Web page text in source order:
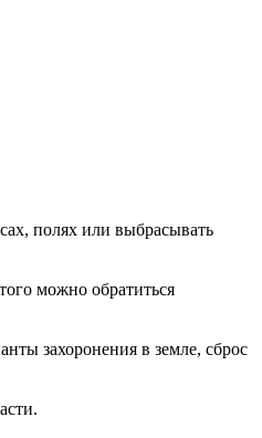
полях или выбрасывать
можно обратиться
захоронения в земле, сброс